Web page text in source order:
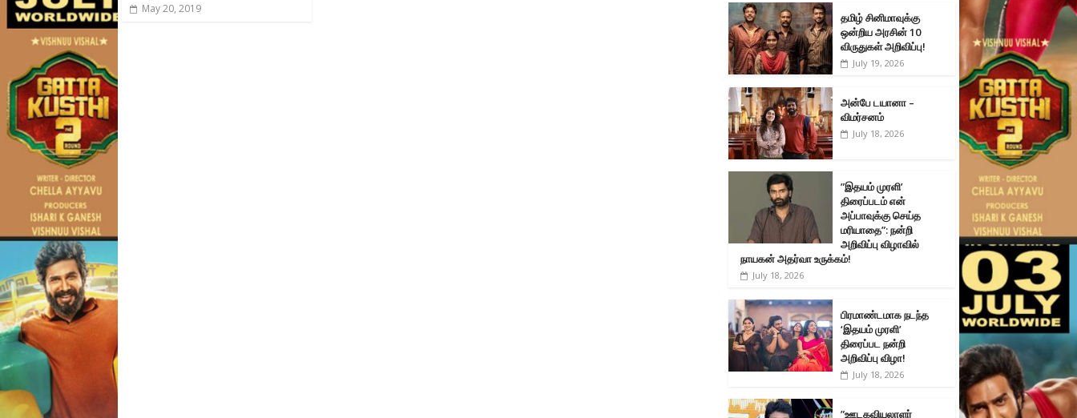
May 20, 2019
தமிழ் சினிமாவுக்கு
ஒன்றிய அரசின் 10
விருதுகள் அறிவிப்பு!
July 19, 2026
அன்பே டயானா –
விமர்சனம்
July 18, 2026
”இதயம் முரளி’
திரைப்படம் என்
அப்பாவுக்கு செய்த
மரியாதை”: நன்றி
அறிவிப்பு விழாவில்
நாயகன் அதர்வா உருக்கம்!
July 18, 2026
பிரமாண்டமாக நடந்த
‘இதயம் முரளி’
திரைப்பட நன்றி
அறிவிப்பு விழா!
July 18, 2026
”ஊடகவியலாளர்